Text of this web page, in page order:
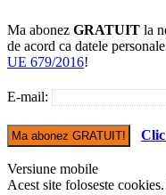
Ma abonez GRATUIT la
de acord ca datele
UE 679/2016!
E-mail:
Versiune mobile
Acest site foloseste